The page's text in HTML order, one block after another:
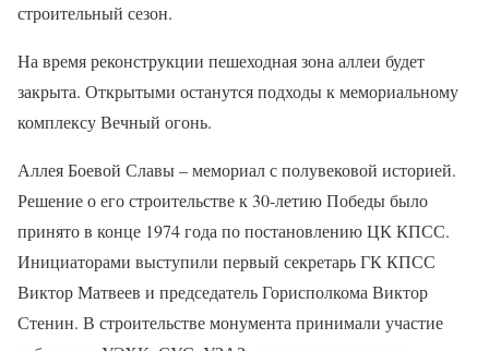
строительный сезон.
На время реконструкции пешеходная зона аллеи будет
закрыта. Открытыми останутся подходы к мемориальному
комплексу Вечный огонь.
Аллея Боевой Славы – мемориал с полувековой историей.
Решение о его строительстве к 30-летию Победы было
принято в конце 1974 года по постановлению ЦК КПСС.
Инициаторами выступили первый секретарь ГК КПСС
Виктор Матвеев и председатель Горисполкома Виктор
Стенин. В строительстве монумента принимали участие